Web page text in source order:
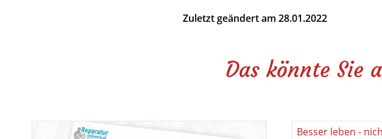
Zuletzt geändert am 28.01.2022
Das könnte Sie
Besser leben -
mehr